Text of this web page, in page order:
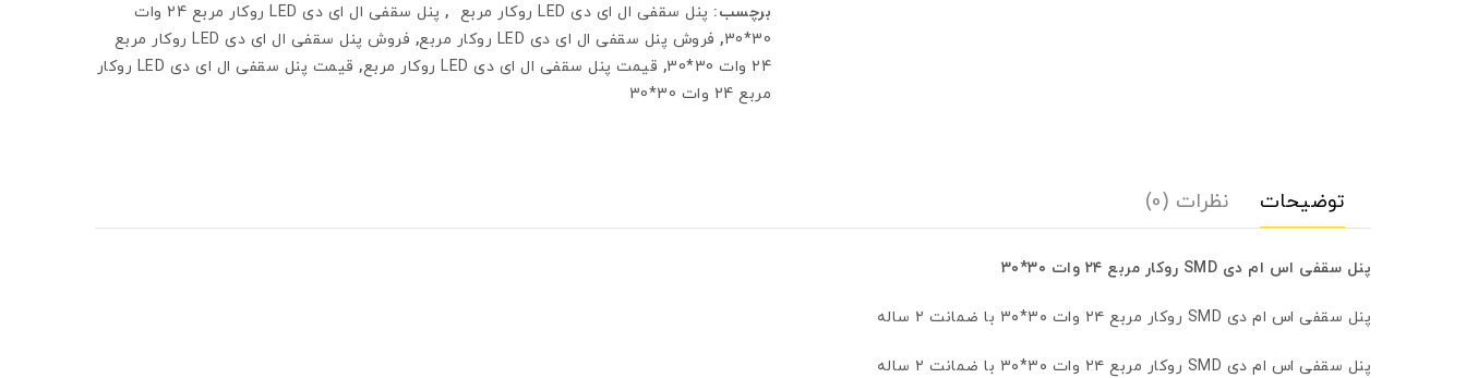
برچسب: پنل سقفی ال ای دی LED روکار مربع ,
پنل سقفی ال ای دی LED روکار مربع 24 وات
30*30
, فروش پنل سقفی ال ای دی LED روکار مربع ,
فروش پنل سقفی ال ای دی LED روکار مربع
24 وات 30*30
, قیمت پنل سقفی ال ای دی LED روکار مربع ,
قیمت پنل سقفی ال ای دی LED روکار
مربع 24 وات 30*30
توضیحات نظرات (0)
پنل سقفی اس ام دی SMD روکار مربع ۲۴ وات ۳۰*۳۰
پنل سقفی اس ام دی SMD روکار مربع ۲۴ وات ۳۰*۳۰ با ضمانت ۲ ساله
پنل سقفی اس ام دی SMD روکار مربع ۲۴ وات ۳۰*۳۰ با ضمانت ۲ ساله